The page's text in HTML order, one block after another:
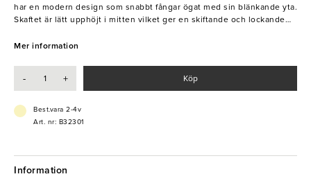
har en modern design som snabbt fångar ögat med sin blänkande yta.
Skaftet är lätt upphöjt i mitten vilket ger en skiftande och lockande
dukningar och tillställningar.
- Tål diskmaskin
Mer information
- + Köp
Best.vara 2-4v
Art. nr: B32301
Information